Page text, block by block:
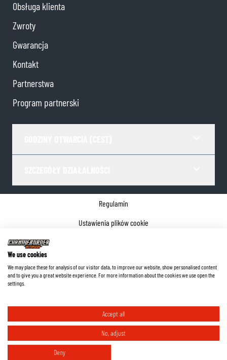
Obsługa klienta
Zwroty
Gwarancja
Kontakt
Partnerstwa
Program partnerski
Regulamin
Ustawienia plików cookie
©2026ChromeBurner - Wszelkie prawa zastrzeżone.
We use cookies
We may place these for analysis of our visitor data, to improve our website, show personalised content
and to give you a great website experience. For more information about the cookies we use open the
settings.
Accept all
No, adjust
Deny